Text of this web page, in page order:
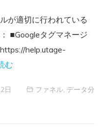
が適切に行われている
■Googleタグマネージ
help.utage-
む
日 ファネル データ分